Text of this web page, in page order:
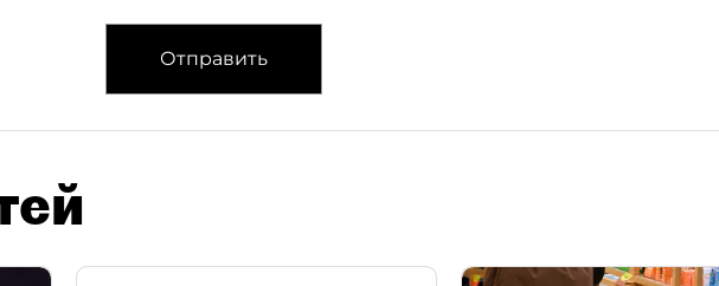
Отправить